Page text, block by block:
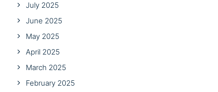
July 2025
June 2025
May 2025
April 2025
March 2025
February 2025